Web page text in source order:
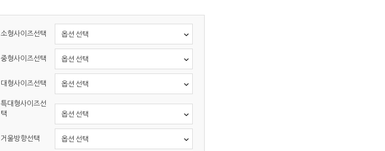
소형사이즈선택
중형사이즈선택
대형사이즈선택
특대형사이즈선
택
거울방향선택